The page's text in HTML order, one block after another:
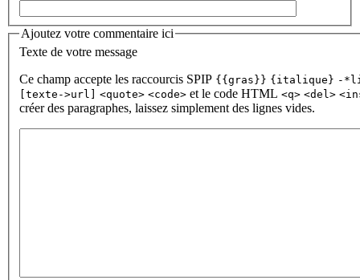
Ajoutez votre commentaire ici
Texte de votre message
Ce champ accepte les raccourcis SPIP {{gras}} {italique} -
[texte->url]
<quote> <code> et le code HTML <q> <del>
créer des paragraphes, laissez simplement des lignes vides.